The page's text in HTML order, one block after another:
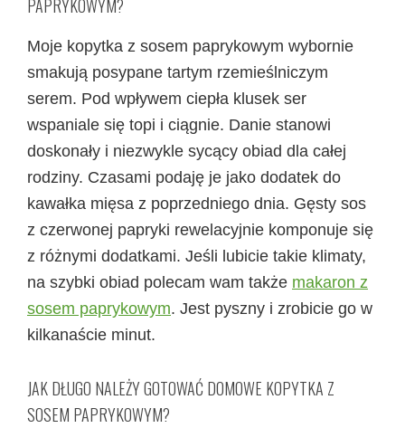
PAPRYKOWYM?
Moje kopytka z sosem paprykowym wybornie
smakują posypane tartym rzemieślniczym
serem. Pod wpływem ciepła klusek ser
wspaniale się topi i ciągnie. Danie stanowi
doskonały i niezwykle sycący obiad dla całej
rodziny. Czasami podaję je jako dodatek do
kawałka mięsa z poprzedniego dnia. Gęsty sos
z czerwonej papryki rewelacyjnie komponuje się
z różnymi dodatkami. Jeśli lubicie takie klimaty,
na szybki obiad polecam wam także makaron z
sosem paprykowym. Jest pyszny i zrobicie go w
kilkanaście minut.
JAK DŁUGO NALEŻY GOTOWAĆ DOMOWE KOPYTKA Z
SOSEM PAPRYKOWYM?